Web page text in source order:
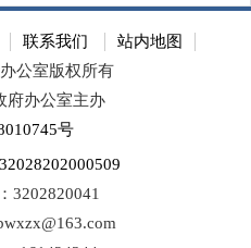
联系我们
站内地图
公室版权所有
府办公室主办
号
3202820041